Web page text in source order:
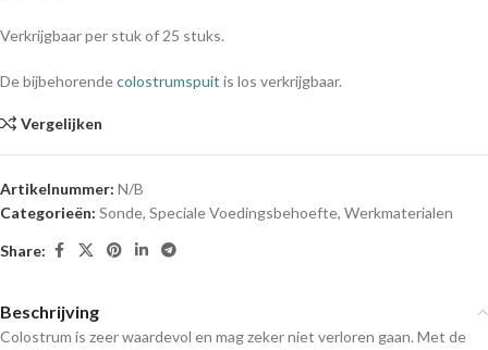
Verkrijgbaar per stuk of 25 stuks.
De bijbehorendecolostrumspuit is los verkrijgbaar.
Vergelijken
Artikelnummer: N/B
Categorieën: Sonde, Speciale Voedingsbehoefte, Werkmaterialen
Share:
Beschrijving
Colostrum is zeer waardevol en mag zeker niet verloren gaan. Met de